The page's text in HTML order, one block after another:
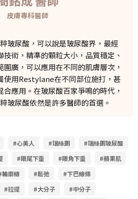
皮膚專科醫師
玻尿酸，可以說是玻尿酸界，最經
術，精準的顆粒大小，品質穩定、
廣，可以應用在不同的肌膚層次，
使用Restylane在不同部位施打，甚
應用。在玻尿酸百家爭鳴的時代，
玻尿酸依然是許多醫師的首選。
#心美人 #瑞絲朗
#瑞絲朗玻尿酸
#眼尾下垂 #眼角下垂
#蘋果肌
輪廓線 #鬆弛
#下巴線條
#拉提 #大分子
#中分子